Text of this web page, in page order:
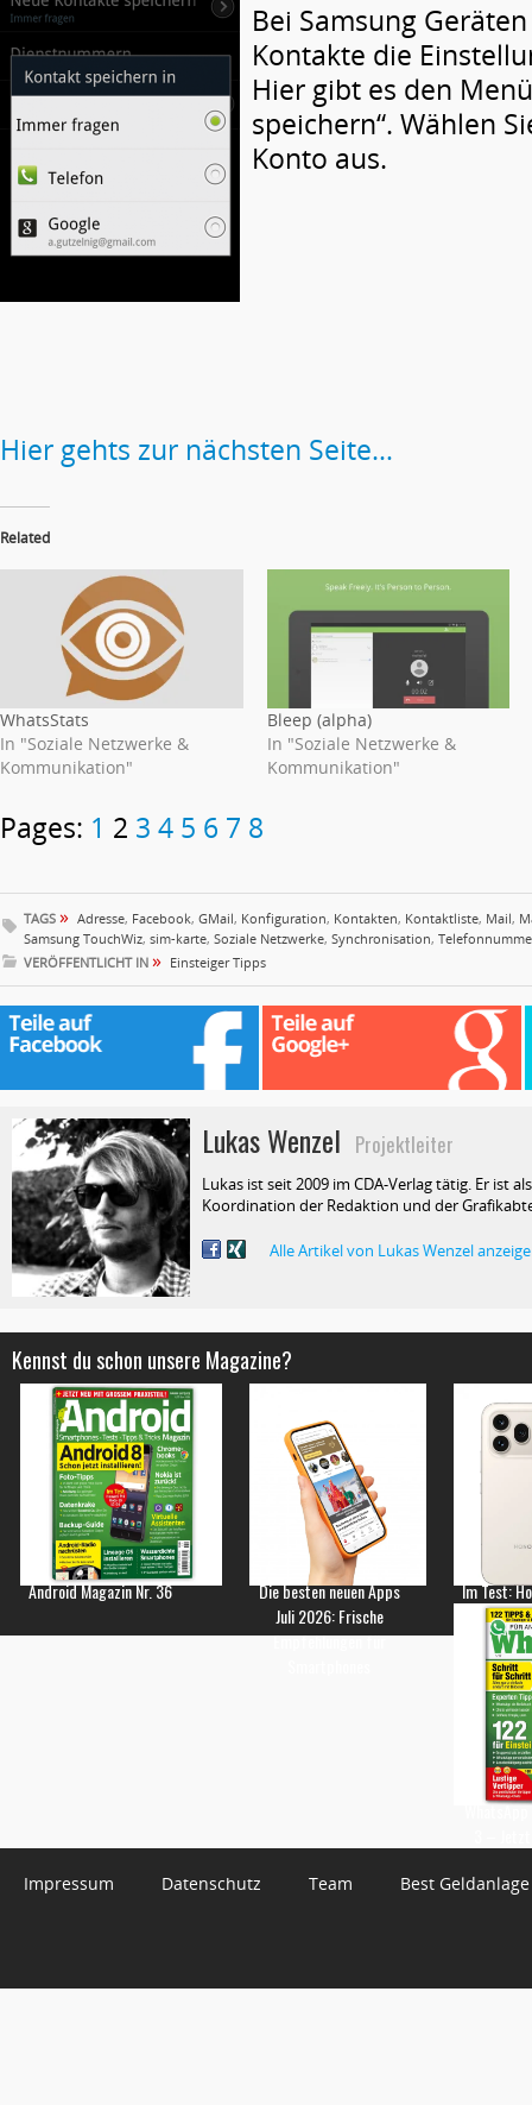
Bei Samsung
Kontakte die
Hier gibt es den
speichern“. Wählen
Konto aus.
Hier gehts zur nächsten Seite…
Related
WhatsStats
In "Soziale Netzwerke &
Kommunikation"
Bleep (alpha)
In "Soziale Netzwerke &
Kommunikation"
Pages: 1 2 3 4 5 6 7 8
TAGS » Adresse, Facebook, GMail, Konfiguration, Kontakten, Kontaktliste, Mail,
Samsung TouchWiz, sim-karte, Soziale Netzwerke, Synchronisation,
VERÖFFENTLICHT IN » Einsteiger Tipps
Lukas Wenzel Projektleiter
Lukas ist seit 2009 im CDA-Verlag tätig. Er ist
Koordination der Redaktion und der
Alle Artikel von Lukas Wenzel
Kennst du schon unsere Magazine?
Android Magazin Nr. 36
Die besten neuen Apps
Juli 2026: Frische
Empfehlungen für
Im Test:
Impressum Datenschutz Team Best Geldanlage